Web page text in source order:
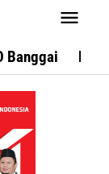
Banggai